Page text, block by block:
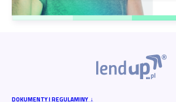
DOKUMENTY I REGULAMINY ↓